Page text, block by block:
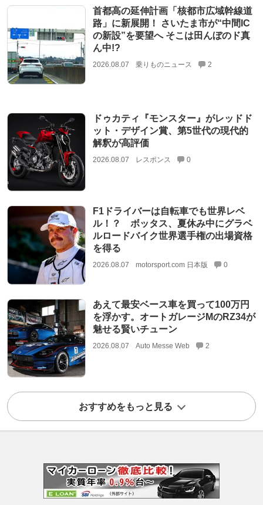
首都高の延伸計画「核都市広域幹線道
路」に新展開！ さいたま市が“中間IC
の新設”を要望へ そこは田んぼのド真
ん中!?
2026.08.07 乗りものニュース 2
ドゥカティ『モンスター』がレッドド
ット・デザイン賞、第5世代の現代的
解釈が高評価
2026.08.07 レスポンス 0
F1ドライバーは自転車でも世界レベ
ル！？ ボッタス、夏休み中にグラベ
ルロードバイク世界選手権の出場資格
を得る
2026.08.07 motorsport.com 日本版 0
あえて最安ベース車を買って100万円
を浮かす。オートガレージMのRZ34が
魅せる賢いチューン
2026.08.07 Auto Messe Web 2
おすすめをもっと見る